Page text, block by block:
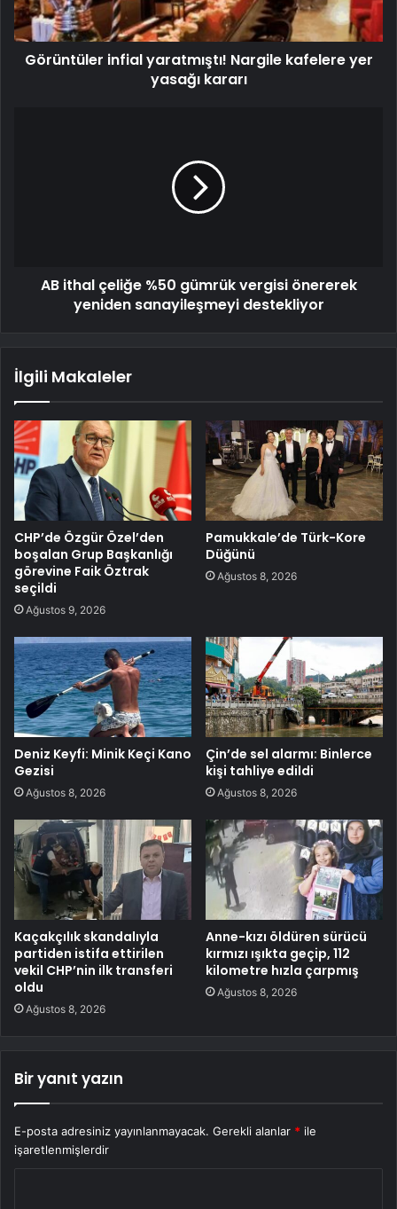
Görüntüler infial yaratmıştı! Nargile kafelere yer
yasağı kararı
AB ithal çeliğe %50 gümrük vergisi önererek
yeniden sanayileşmeyi destekliyor
İlgili Makaleler
CHP’de Özgür Özel’den
boşalan Grup Başkanlığı
görevine Faik Öztrak
seçildi
Ağustos 9, 2026
Pamukkale’de Türk-Kore
Düğünü
Ağustos 8, 2026
Deniz Keyfi: Minik Keçi Kano
Gezisi
Ağustos 8, 2026
Çin’de sel alarmı: Binlerce
kişi tahliye edildi
Ağustos 8, 2026
Kaçakçılık skandalıyla
partiden istifa ettirilen
vekil CHP’nin ilk transferi
oldu
Ağustos 8, 2026
Anne-kızı öldüren sürücü
kırmızı ışıkta geçip, 112
kilometre hızla çarpmış
Ağustos 8, 2026
Bir yanıt yazın
E-posta adresiniz yayınlanmayacak. Gerekli alanlar * ile
işaretlenmişlerdir